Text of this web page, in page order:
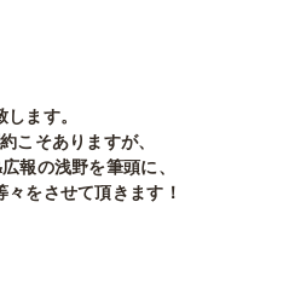
ます。
こそありますが、
報の浅野を筆頭に、
をさせて頂きます！